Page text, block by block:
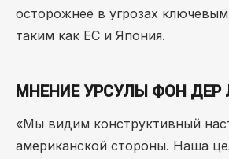
осторожнее в угрозах
таким как ЕС и Япония.
МНЕНИЕ УРСУЛЫ ФОН ДЕР
«Мы видим конструктивный
американской стороны. Наша